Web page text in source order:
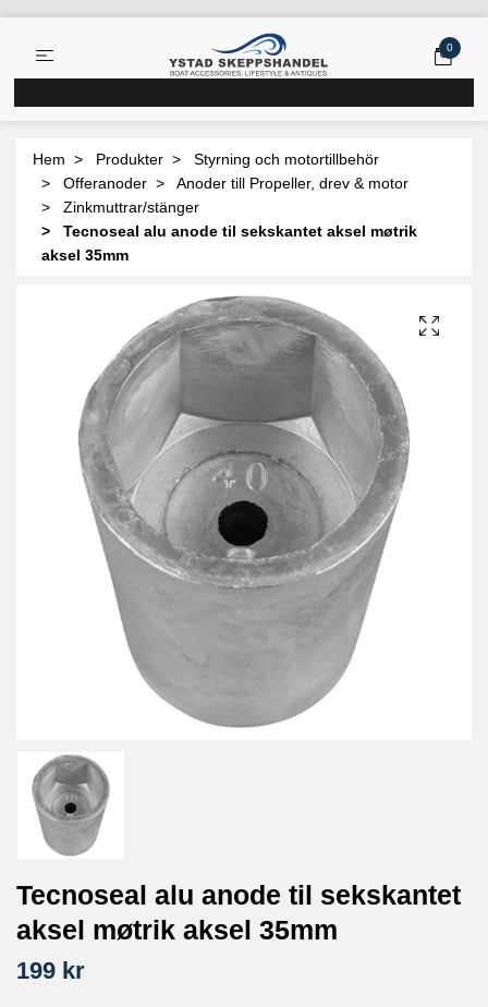
0
Hem Produkter
Styrning och motortillbehör
Offeranoder
Anoder till Propeller, drev & motor
Zinkmuttrar/stänger
Tecnoseal alu anode til sekskantet aksel møtrik
aksel 35mm
Tecnoseal alu anode til sekskantet
aksel møtrik aksel 35mm
199 kr